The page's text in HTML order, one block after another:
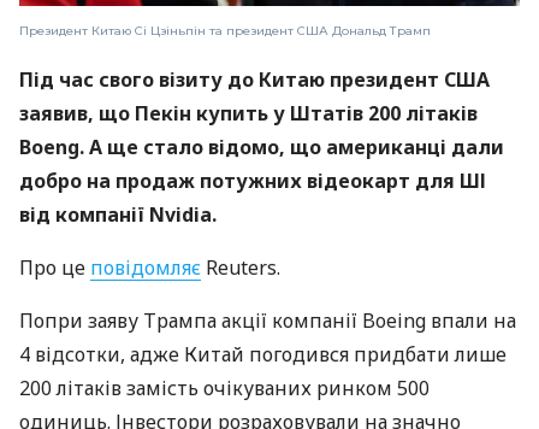
Президент Китаю Сі Цзіньпін та президент США Дональд Трамп
Під час свого візиту до Китаю президент США
заявив, що Пекін купить у Штатів 200 літаків
Boeng. А ще стало відомо, що американці дали
добро на продаж потужних відеокарт для ШІ
від компанії Nvidia.
Про це повідомляє Reuters.
Попри заяву Трампа акції компанії Boeing впали на
4 відсотки, адже Китай погодився придбати лише
200 літаків замість очікуваних ринком 500
одиниць. Інвестори розраховували на значно